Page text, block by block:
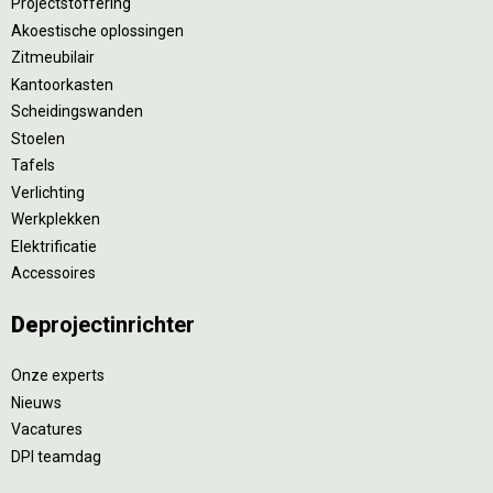
Akoestische oplossingen
Zitmeubilair
Kantoorkasten
Scheidingswanden
Stoelen
Tafels
Verlichting
Werkplekken
Elektrificatie
Accessoires
Deprojectinrichter
Onze experts
Nieuws
Vacatures
DPI teamdag